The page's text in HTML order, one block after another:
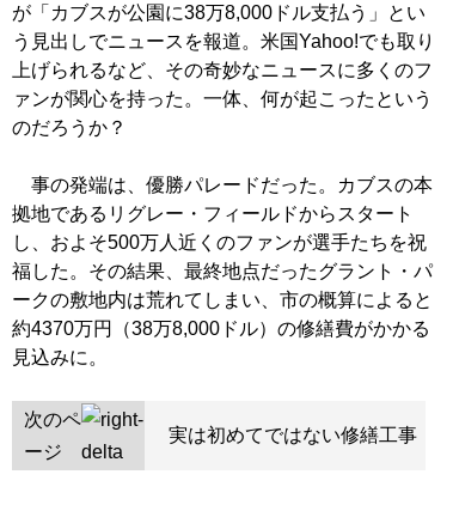
が「カブスが公園に38万8,000ドル支払う」とい
う見出しでニュースを報道。米国Yahoo!でも取り
上げられるなど、その奇妙なニュースに多くのフ
ァンが関心を持った。一体、何が起こったという
のだろうか？
事の発端は、優勝パレードだった。カブスの本
拠地であるリグレー・フィールドからスタート
し、およそ500万人近くのファンが選手たちを祝
福した。その結果、最終地点だったグラント・パ
ークの敷地内は荒れてしまい、市の概算によると
約4370万円（38万8,000ドル）の修繕費がかかる
見込みに。
次のペ
ージ
実は初めてではない修繕工事